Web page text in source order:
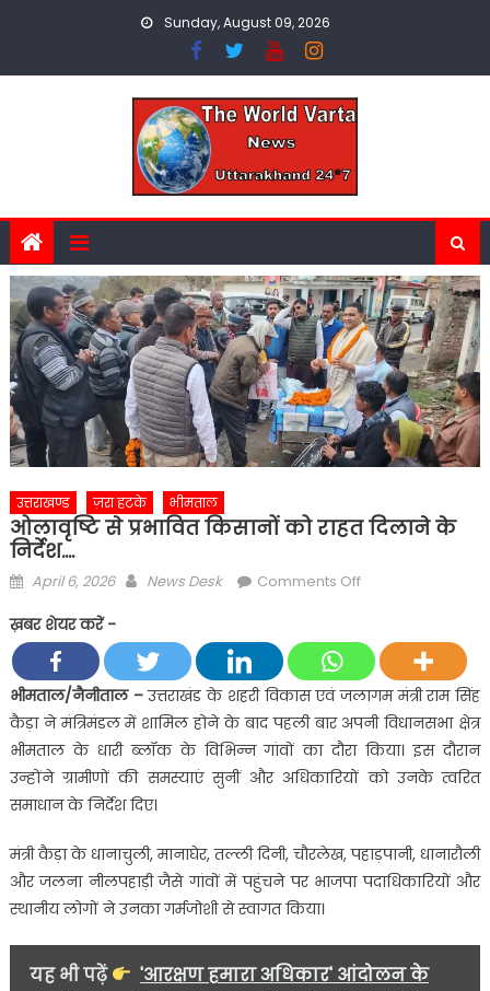
Sunday, August 09, 2026
उत्तराखण्ड ज़रा हटके भीमताल
ओलावृष्टि से प्रभावित किसानों को राहत दिलाने के
निर्देश….
Posted
April 6, 2026 Author
News Desk Comments Offon
प्रभावित
किसानों
को
राहत
दिलाने
के
ख़बर शेयर करें -
भीमताल/नैनीताल–उत्तराखंड के शहरी विकास एवं जलागम मंत्री राम सिंह
कैड़ा ने मंत्रिमंडल में शामिल होने के बाद पहली बार अपनी विधानसभा क्षेत्र
भीमताल के धारी ब्लॉक के विभिन्न गांवों का दौरा किया। इस दौरान
उन्होंने ग्रामीणों की समस्याएं सुनीं और अधिकारियों को उनके त्वरित
समाधान के निर्देश दिए।
मंत्री कैड़ा के धानाचुली, मानाघेर, तल्ली दिनी, चौरलेख, पहाड़पानी, धानारौली
और जलना नीलपहाड़ी जैसे गांवों में पहुंचने पर भाजपा पदाधिकारियों और
स्थानीय लोगों ने उनका गर्मजोशी से स्वागत किया।
यह भी पढ़ें
'आरक्षण हमारा अधिकार' आंदोलन के